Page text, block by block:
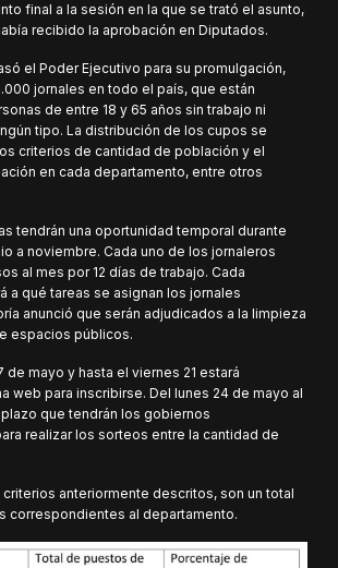
final a la sesión en la que se trató el asunto,
recibido la aprobación en Diputados.
el Poder Ejecutivo para su promulgación,
jornales en todo el país, que están
de entre 18 y 65 años sin trabajo ni
tipo. La distribución de los cupos se
criterios de cantidad de población y el
en cada departamento, entre otros
tendrán una oportunidad temporal durante
a noviembre. Cada uno de los jornaleros
al mes por 12 días de trabajo. Cada
a qué tareas se asignan los jornales
anunció que serán adjudicados a la limpieza
espacios públicos.
de mayo y hasta el viernes 21 estará
web para inscribirse. Del lunes 24 de mayo al
que tendrán los gobiernos
realizar los sorteos entre la cantidad de
criterios anteriormente descritos, son un total
correspondientes al departamento.